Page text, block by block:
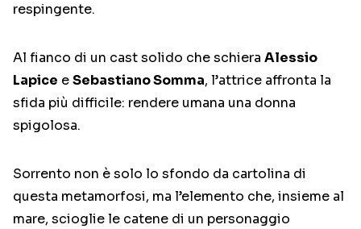
respingente.
Al fianco di un cast solido che schiera Alessio
Lapice eSebastiano Somma, l’attrice affronta la
sfida più difficile: rendere umana una donna
spigolosa.
Sorrento non è solo lo sfondo da cartolina di
questa metamorfosi, ma l’elemento che, insieme al
mare, scioglie le catene di un personaggio